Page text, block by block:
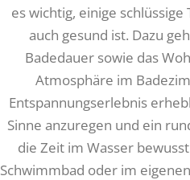
es wichtig, einige
auch gesund ist. Dazu
Badedauer sowie das
Atmosphäre im
Entspannungserlebnis
Sinne anzuregen und ein
die Zeit im Wasser
Schwimmbad oder im